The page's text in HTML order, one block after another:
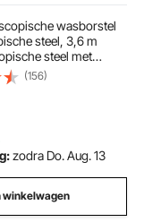
kas
wasborstel
steel, 3,6 m
steel met
steel, 180° draaibare
20 m slang, voor
en buitengebruik voor
(156)
zodra Do. Aug. 13
winkelwagen